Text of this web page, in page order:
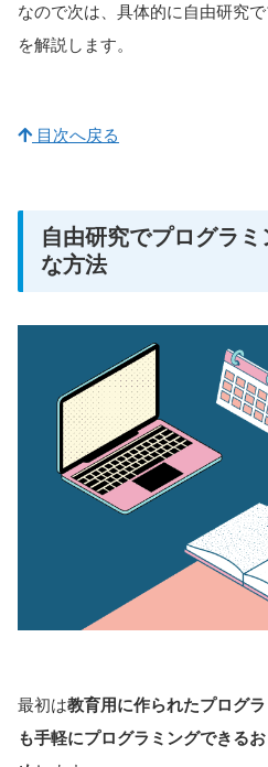
なので次は、具体的に自由研究
を解説します。
目次へ戻る
自由研究でプログラ
な方法
最初は教育用に作られたプログ
も手軽にプログラミングできる